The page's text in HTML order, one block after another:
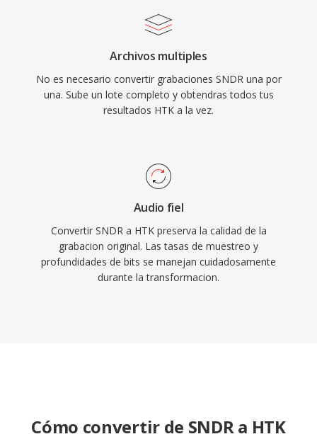
Archivos multiples
No es necesario convertir grabaciones SNDR una por
una. Sube un lote completo y obtendras todos tus
resultados HTK a la vez.
Audio fiel
Convertir SNDR a HTK preserva la calidad de la
grabacion original. Las tasas de muestreo y
profundidades de bits se manejan cuidadosamente
durante la transformacion.
Cómo convertir de SNDR a HTK